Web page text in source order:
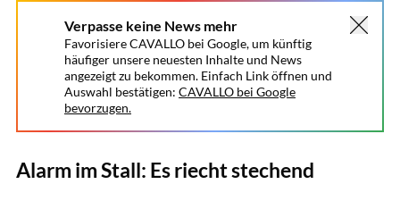
Verpasse keine News mehr
Favorisiere CAVALLO bei Google, um künftig
häufiger unsere neuesten Inhalte und News
angezeigt zu bekommen. Einfach Link öffnen und
Auswahl bestätigen: CAVALLO bei Google
bevorzugen.
Alarm im Stall: Es riecht stechend